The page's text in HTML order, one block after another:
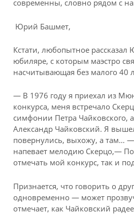
современны, словно рядом с
Юрий Башмет,
Кстати, любопытное
юбиляре, с которым маэстро
насчитывающая без малого 40
— В 1976 году я приехал из
конкурса, меня встречало
симфонии Петра Чайковского,
Александр Чайковский. Я
повернулись, выхожу, а там… —
напевает мелодию Скерцо,—
отмечать мой конкурс, так и
Признается, что говорить о
одновременно — может
отмечает, как Чайковский